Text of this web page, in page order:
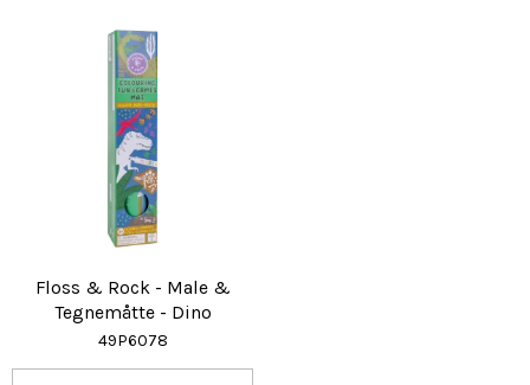
Floss & Rock - Male &
Tegnemåtte - Dino
49P6078